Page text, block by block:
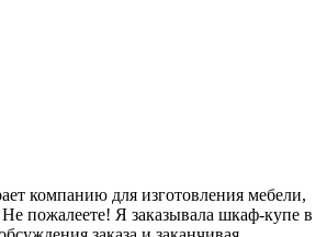
компанию для изготовления мебели,
пожалеете! Я заказывала шкаф-купе в